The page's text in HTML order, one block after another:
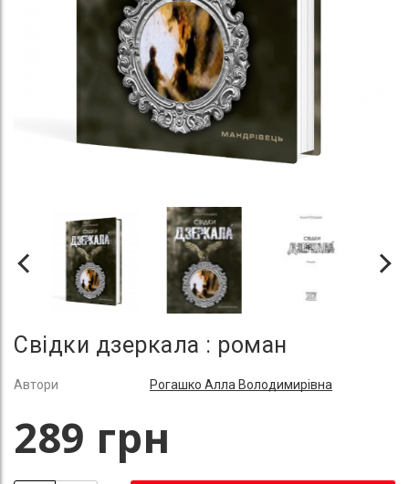
Свідки дзеркала : роман
Автори Рогашко Алла Володимирівна
289 грн